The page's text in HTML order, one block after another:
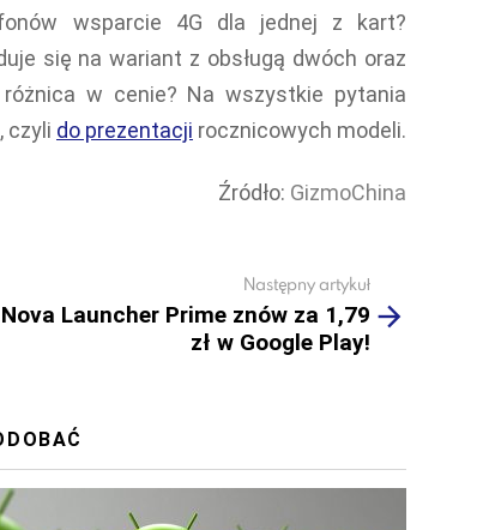
wsparcie 4G dla jednej z kart?
się na wariant z obsługą dwóch oraz
w cenie? Na wszystkie pytania
czyli do prezentacji rocznicowych modeli.
Źródło: GizmoChina
Następny artykuł
Nova Launcher Prime znów za 1,79
zł w Google Play!